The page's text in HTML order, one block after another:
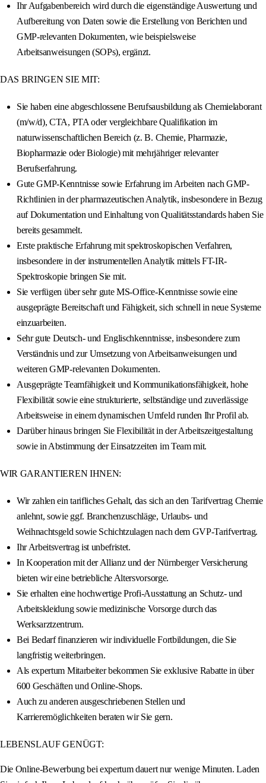
Ihr Aufgabenbereich wird durch die eigenständige Auswertung und
Aufbereitung von Daten sowie die Erstellung von Berichten und
GMP-relevanten Dokumenten, wie beispielsweise
Arbeitsanweisungen (SOPs), ergänzt.
DAS BRINGEN SIE MIT:
Sie haben eine abgeschlossene Berufsausbildung als Chemielaborant
(m/w/d), CTA, PTA oder vergleichbare Qualifikation im
naturwissenschaftlichen Bereich (z. B. Chemie, Pharmazie,
Biopharmazie oder Biologie) mit mehrjähriger relevanter
Berufserfahrung.
Gute GMP-Kenntnisse sowie Erfahrung im Arbeiten nach GMP-
Richtlinien in der pharmazeutischen Analytik, insbesondere in Bezug
auf Dokumentation und Einhaltung von Qualitätsstandards haben Sie
bereits gesammelt.
Erste praktische Erfahrung mit spektroskopischen Verfahren,
insbesondere in der instrumentellen Analytik mittels FT-IR-
Spektroskopie bringen Sie mit.
Sie verfügen über sehr gute MS-Office-Kenntnisse sowie eine
ausgeprägte Bereitschaft und Fähigkeit, sich schnell in neue Systeme
einzuarbeiten.
Sehr gute Deutsch- und Englischkenntnisse, insbesondere zum
Verständnis und zur Umsetzung von Arbeitsanweisungen und
weiteren GMP-relevanten Dokumenten.
Ausgeprägte Teamfähigkeit und Kommunikationsfähigkeit, hohe
Flexibilität sowie eine strukturierte, selbständige und zuverlässige
Arbeitsweise in einem dynamischen Umfeld runden Ihr Profil ab.
Darüber hinaus bringen Sie Flexibilität in der Arbeitszeitgestaltung
sowie in Abstimmung der Einsatzzeiten im Team mit.
WIR GARANTIEREN IHNEN:
Wir zahlen ein tarifliches Gehalt, das sich an den Tarifvertrag Chemie
anlehnt, sowie ggf. Branchenzuschläge, Urlaubs- und
Weihnachtsgeld sowie Schichtzulagen nach dem GVP-Tarifvertrag.
Ihr Arbeitsvertrag ist unbefristet.
In Kooperation mit der Allianz und der Nürnberger Versicherung
bieten wir eine betriebliche Altersvorsorge.
Sie erhalten eine hochwertige Profi-Ausstattung an Schutz- und
Arbeitskleidung sowie medizinische Vorsorge durch das
Werksarztzentrum.
Bei Bedarf finanzieren wir individuelle Fortbildungen, die Sie
langfristig weiterbringen.
Als expertum Mitarbeiter bekommen Sie exklusive Rabatte in über
600 Geschäften und Online-Shops.
Auch zu anderen ausgeschriebenen Stellen und
Karrieremöglichkeiten beraten wir Sie gern.
LEBENSLAUF GENÜGT:
Die Online-Bewerbung bei expertum dauert nur wenige Minuten. Laden